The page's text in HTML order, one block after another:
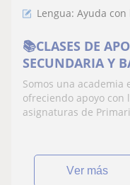
Lengua: Ayuda
📚CLASES DE
SECUNDARIA Y
Somos una academia
ofreciendo apoyo con
asignaturas de
ver más